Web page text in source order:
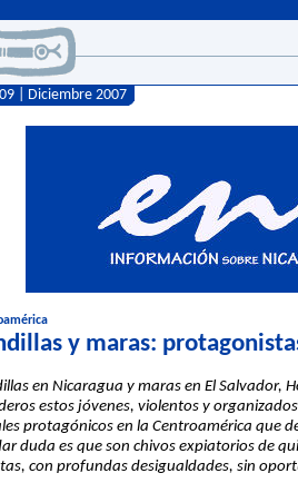
| Diciembre 2007
y maras:
en Nicaragua y maras en El Salvador,
estos jóvenes, violentos y
protagónicos en la Centroamérica que
duda es que son chivos expiatorios de
con profundas desigualdades, sin